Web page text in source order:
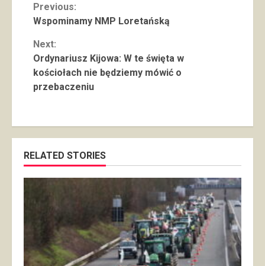
Continue
Previous:
Wspominamy NMP Loretańską
Next:
Ordynariusz Kijowa: W te święta w
kościołach nie będziemy mówić o
przebaczeniu
RELATED STORIES